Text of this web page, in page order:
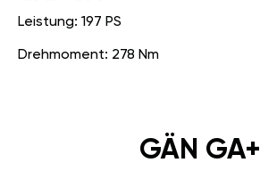
Leistung: 197 PS
Drehmoment: 278 Nm
GÄN GA+